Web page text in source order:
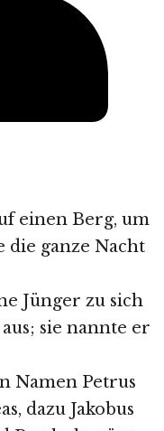
einen Berg, um
die ganze Nacht
Jünger zu sich
sie nannte er
Namen Petrus
dazu Jakobus